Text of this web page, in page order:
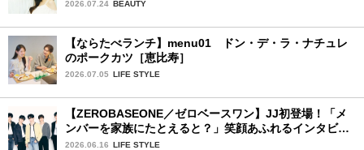
2026.07.24 BEAUTY
【ならたべランチ】menu01 ドン・デ・ラ・ナチュレ
のポークカツ［恵比寿］
2026.07.05 LIFE STYLE
【ZEROBASEONE／ゼロベースワン】JJ初登場！「メ
ンバーを家族にたとえると？」笑顔あふれるインタビュ
ー♡
2026.06.16 LIFE STYLE